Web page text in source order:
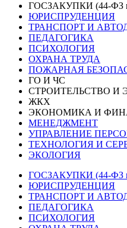
ГОСЗАКУПКИ (44-ФЗ
ЮРИСПРУДЕНЦИЯ
ТРАНСПОРТ И
ПЕДАГОГИКА
ПСИХОЛОГИЯ
ОХРАНА ТРУДА
ПОЖАРНАЯ
ГО И ЧС
СТРОИТЕЛЬСТВО И
ЖКХ
ЭКОНОМИКА И
МЕНЕДЖМЕНТ
УПРАВЛЕНИЕ
ТЕХНОЛОГИЯ И
ЭКОЛОГИЯ
ГОСЗАКУПКИ (44-ФЗ
ЮРИСПРУДЕНЦИЯ
ТРАНСПОРТ И
ПЕДАГОГИКА
ПСИХОЛОГИЯ